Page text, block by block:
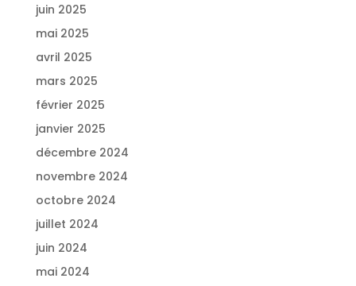
juin 2025
mai 2025
avril 2025
mars 2025
février 2025
janvier 2025
décembre 2024
novembre 2024
octobre 2024
juillet 2024
juin 2024
mai 2024